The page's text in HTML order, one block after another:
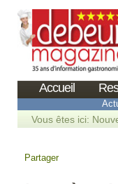
Accueil
Vous êtes ici:
Partager